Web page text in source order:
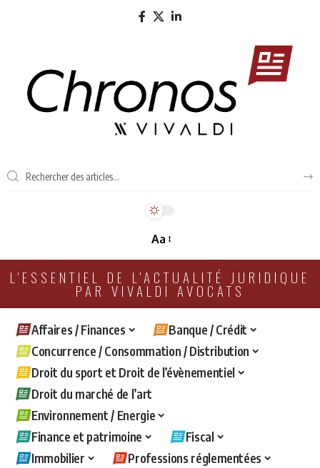
Aa
L'ESSENTIEL DE L'ACTUALITÉ JURIDIQUE
PAR VIVALDI AVOCATS
Affaires / Finances
Banque / Crédit
Concurrence / Consommation / Distribution
Droit du sport et Droit de l’évènementiel
Droit du marché de l’art
Environnement / Energie
Finance et patrimoine
Fiscal
Immobilier
Professions réglementées